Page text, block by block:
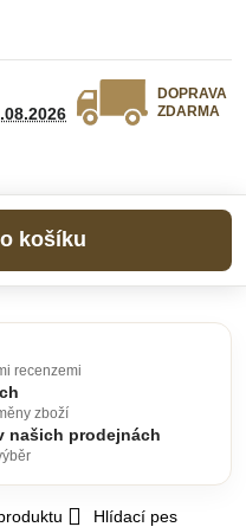
DOPRAVA
ZDARMA
Do košíku
Hlídací pes
recenzemi
zboží
našich prodejnách